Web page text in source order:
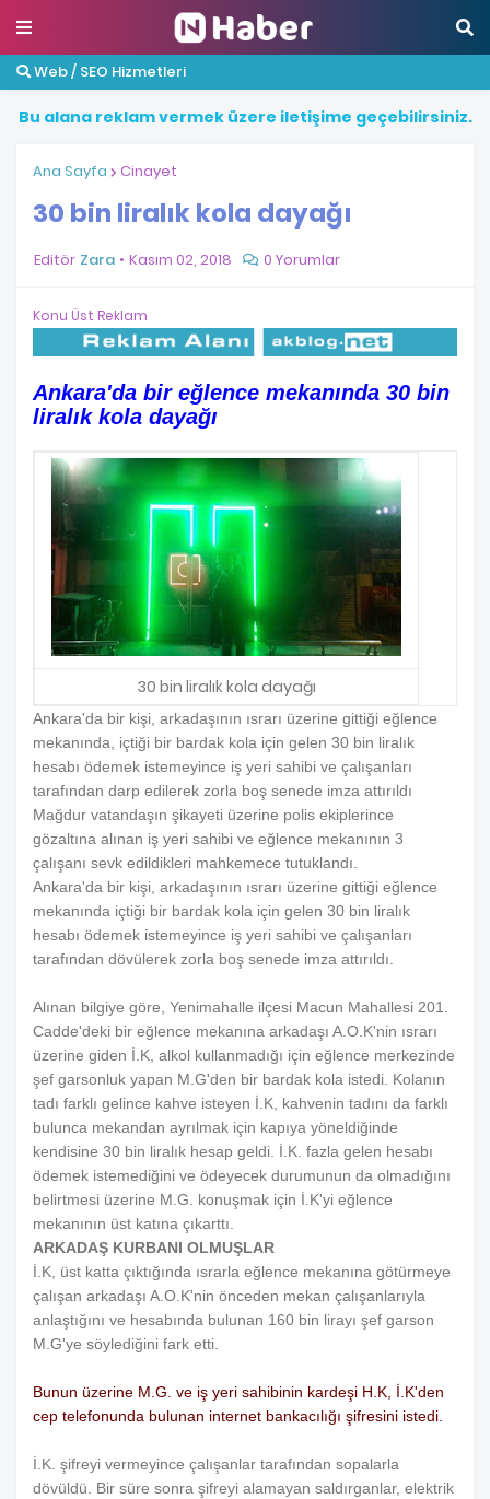
Web / SEO Hizmetleri
Bu alana reklamvermek üzere iletişime geçebilirsiniz.
Ana Sayfa Cinayet
30 bin liralık kola dayağı
Editör Zara Kasım 02, 2018 0 Yorumlar
Konu Üst Reklam
Ankara'da bir eğlence mekanında 30 bin
liralık kola dayağı
30 bin liralık kola dayağı
Ankara'da bir kişi, arkadaşının ısrarı üzerine gittiği eğlence
mekanında, içtiği bir bardak kola için gelen 30 bin liralık
hesabı ödemek istemeyince iş yeri sahibi ve çalışanları
tarafından darp edilerek zorla boş senede imza attırıldı
Mağdur vatandaşın şikayeti üzerine polis ekiplerince
gözaltına alınan iş yeri sahibi ve eğlence mekanının 3
çalışanı sevk edildikleri mahkemece tutuklandı.
Ankara'da bir kişi, arkadaşının ısrarı üzerine gittiği eğlence
mekanında içtiği bir bardak kola için gelen 30 bin liralık
hesabı ödemek istemeyince iş yeri sahibi ve çalışanları
tarafından dövülerek zorla boş senede imza attırıldı.
Alınan bilgiye göre, Yenimahalle ilçesi Macun Mahallesi 201.
Cadde'deki bir eğlence mekanına arkadaşı A.O.K'nin ısrarı
üzerine giden İ.K, alkol kullanmadığı için eğlence merkezinde
şef garsonluk yapan M.G'den bir bardak kola istedi. Kolanın
tadı farklı gelince kahve isteyen İ.K, kahvenin tadını da farklı
bulunca mekandan ayrılmak için kapıya yöneldiğinde
kendisine 30 bin liralık hesap geldi. İ.K. fazla gelen hesabı
ödemek istemediğini ve ödeyecek durumunun da olmadığını
belirtmesi üzerine M.G. konuşmak için İ.K'yi eğlence
mekanının üst katına çıkarttı.
ARKADAŞ KURBANI OLMUŞLAR
İ.K, üst katta çıktığında ısrarla eğlence mekanına götürmeye
çalışan arkadaşı A.O.K'nin önceden mekan çalışanlarıyla
anlaştığını ve hesabında bulunan 160 bin lirayı şef garson
M.G'ye söylediğini fark etti.
Bunun üzerine M.G. ve iş yeri sahibinin kardeşi H.K, İ.K'den
cep telefonunda bulunan internet bankacılığı şifresini istedi.
İ.K. şifreyi vermeyince çalışanlar tarafından sopalarla
dövüldü. Bir süre sonra şifreyi alamayan saldırganlar, elektrik